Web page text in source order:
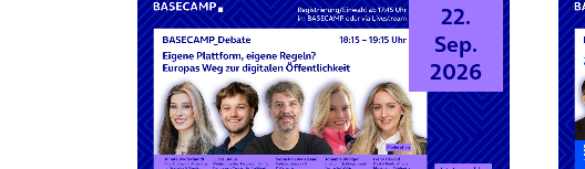
22.
Sep.
2026